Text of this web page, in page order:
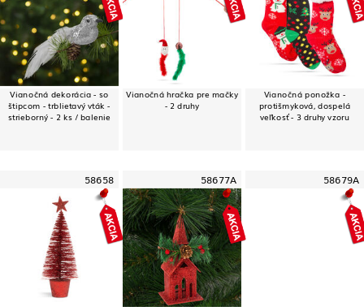
Vianočná dekorácia - so
štipcom - trblietavý vták -
strieborný - 2 ks / balenie
Vianočná hračka pre mačky
- 2 druhy
Vianočná ponožka -
protišmyková, dospelá
veľkosť - 3 druhy vzoru
58658 58677A 58679A